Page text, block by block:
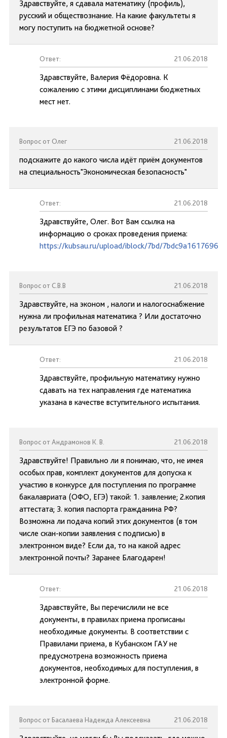
Здравствуйте, я сдавала математику (профиль),
русский и обществознание. На какие факультеты я
могу поступить на бюджетной основе?
Ответ: 21.06.2018
Здравствуйте, Валерия Фёдоровна. К
сожалению с этими дисциплинами бюджетных
мест нет.
Вопрос от Олег 21.06.2018
подскажите до какого числа идёт приём документов
на специальность"Экономическая безопасность"
Ответ: 21.06.2018
Здравствуйте, Олег. Вот Вам ссылка на
информацию о сроках проведения приема:
https://kubsau.ru/upload/iblock/7bd/
Вопрос от С.В.В 21.06.2018
Здравствуйте, на эконом , налоги и налогоснабжение
нужна ли профильная математика ? Или достаточно
результатов ЕГЭ по базовой ?
Ответ: 21.06.2018
Здравствуйте, профильную математику нужно
сдавать на тех направления где математика
указана в качестве вступительного испытания.
Вопрос от Андрамонов К. В. 21.06.2018
Здравствуйте! Правильно ли я понимаю, что, не имея
особых прав, комплект документов для допуска к
участию в конкурсе для поступления по программе
бакалавриата (ОФО, ЕГЭ) такой: 1. заявление; 2.копия
аттестата; 3. копия паспорта гражданина РФ?
Возможна ли подача копий этих документов (в том
числе скан-копии заявления с подписью) в
электронном виде? Если да, то на какой адрес
электронной почты? Заранее Благодарен!
Ответ: 21.06.2018
Здравствуйте, Вы перечислили не все
документы, в правилах приема прописаны
необходимые документы. В соответствии с
Правилами приема, в Кубанском ГАУ не
предусмотрена возможность приема
документов, необходимых для поступления, в
электронной форме.
Вопрос от Басалаева Надежда Алексеевна 21.06.2018